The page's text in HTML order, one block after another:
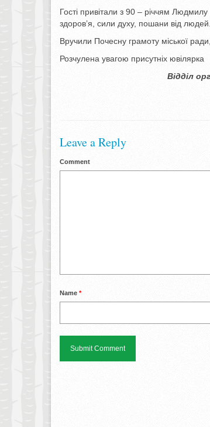
Гості привітали з 90 – річчям
здоров’я, сили духу, пошани від людей.
Вручили Почесну грамоту міської
Розчулена увагою присутніх
Відділ організаційно –
Leave a Reply
Comment
Name *